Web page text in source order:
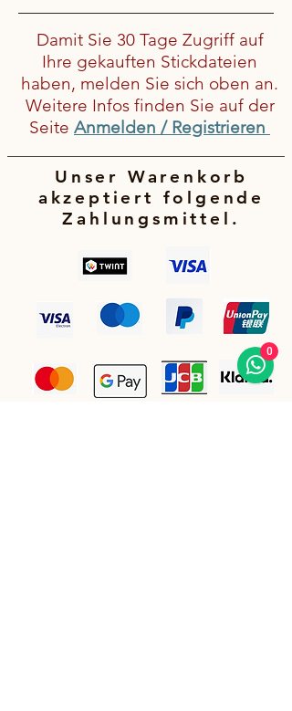
Damit Sie 30 Tage Zugriff auf
Ihre gekauften Stickdateien
haben, melden Sie sich oben an.
Weitere Infos finden Sie auf der
Seite Anmelden / Registrieren
Unser Warenkorb
akzeptiert folgende
Zahlungsmittel.
0